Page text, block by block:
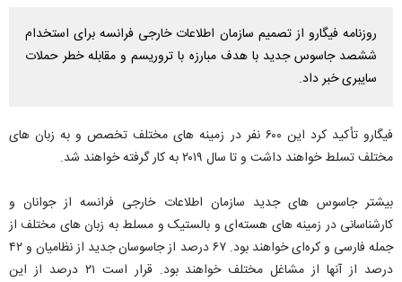
روزنامه فیگارو از تصمیم سازمان اطلاعات خارجی فرانسه برای استخدام
ششصد جاسوس جدید با هدف مبارزه با تروریسم و مقابله خطر حملات
سایبری خبر داد.
فیگارو تأکید کرد این ۶۰۰ نفر در زمینه های مختلف تخصص و به زبان های
مختلف تسلط خواهند داشت و تا سال ۲۰۱۹ به کار گرفته خواهند شد.
بیشتر جاسوس های جدید سازمان اطلاعات خارجی فرانسه از جوانان و
کارشناسانی در زمینه های هسته‌ای و بالستیک و مسلط به زبان های مختلف از
جمله فارسی و کره‌ای خواهند بود. ۶۷ درصد از جاسوسان جدید از نظامیان و ۴۲
درصد از آنها از مشاغل مختلف خواهند بود. قرار است ۲۱ درصد از این